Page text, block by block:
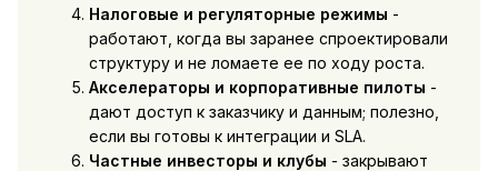
Налоговые и регуляторные режимы -
работают, когда вы заранее спроектировали
структуру и не ломаете ее по ходу роста.
Акселераторы и корпоративные пилоты -
дают доступ к заказчику и данным; полезно,
если вы готовы к интеграции и SLA.
Частные инвесторы и клубы - закрывают